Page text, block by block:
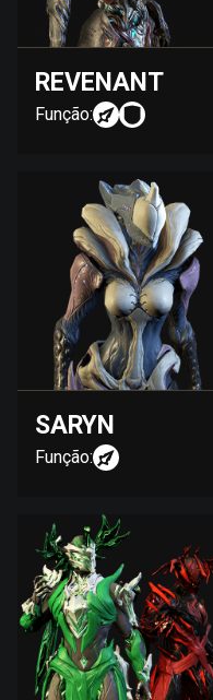
REVENANT
Função:
SARYN
Função: